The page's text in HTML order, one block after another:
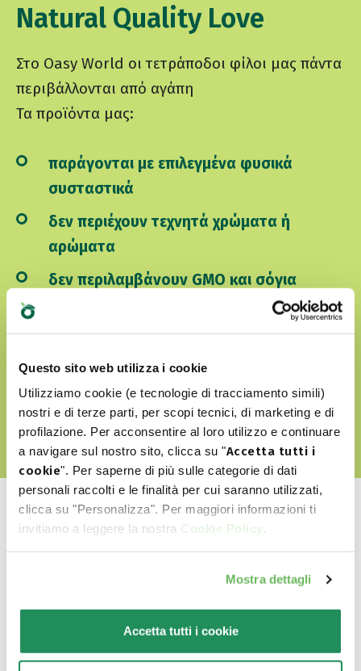
Questo sito web utilizza i cookie
Utilizziamo cookie (e tecnologie di tracciamento simili)
nostri e di terze parti, per scopi tecnici, di marketing e di
profilazione. Per acconsentire al loro utilizzo e continuare
a navigare sul nostro sito, clicca su "Accetta tutti i
cookie". Per saperne di più sulle categorie di dati
personali raccolti e le finalità per cui saranno utilizzati,
clicca su "Personalizza". Per maggiori informazioni ti
invitiamo a leggere la nostra Cookie Policy.
Mostra dettagli
Accetta tutti i cookie
Natural Quality Love
Στο Oasy World οι τετράποδοι φίλοι μας πάντα
περιβάλλονται από αγάπη
Τα προϊόντα μας:
παράγονται με επιλεγμένα φυσικά
συσταστικά
δεν περιέχουν τεχνητά χρώματα ή
αρώματα
δεν περιλαμβάνουν GMO και σόγια
Ποιο είναι το αγαπημένο
του?
Ανακαλύψτε τα καλύτερα προϊόντα για το